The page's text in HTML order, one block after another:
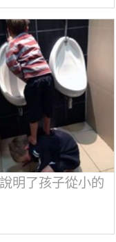
明了孩子從小的